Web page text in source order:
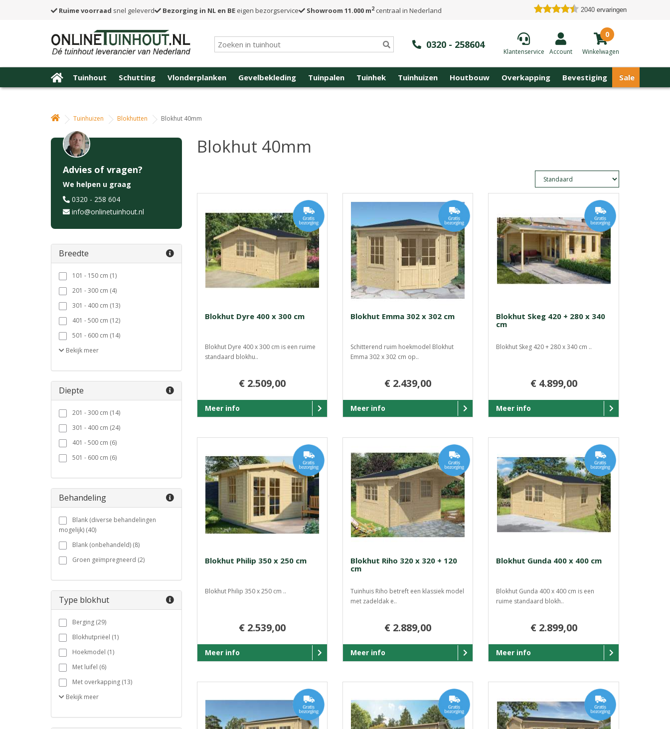
Ruime voorraad snel geleverd Bezorging in NL en BE eigen bezorgservice Showroom 11.000 m2centraal in Nederland 2040 ervaringen
0320 - 258604
Klantenservice Account
0
Winkelwagen
Tuinhout Schutting Vlonderplanken Gevelbekleding Tuinpalen Tuinhek Tuinhuizen Houtbouw Overkapping Bevestiging Sale
Tuinhuizen Blokhutten Blokhut 40mm
Advies of vragen?
We helpen u graag
0320 - 258 604
info@onlinetuinhout.nl
Breedte
101 - 150 cm (1)
201 - 300 cm (4)
301 - 400 cm (13)
401 - 500 cm (12)
501 - 600 cm (14)
Bekijk meer
Diepte
201 - 300 cm (14)
301 - 400 cm (24)
401 - 500 cm (6)
501 - 600 cm (6)
Behandeling
Blank (diverse behandelingen
mogelijk) (40)
Blank (onbehandeld) (8)
Groen geïmpregneerd (2)
Type blokhut
Berging (29)
Blokhutpriëel (1)
Hoekmodel (1)
Met luifel (6)
Met overkapping (13)
Bekijk meer
Blokhut 40mm
Blokhut Dyre 400 x 300 cm
Blokhut Dyre 400 x 300 cm is een ruime
standaard blokhu..
€ 2.509,00
Meer info
Blokhut Emma 302 x 302 cm
Schitterend ruim hoekmodel Blokhut
Emma 302 x 302 cm op..
€ 2.439,00
Meer info
Blokhut Skeg 420 + 280 x 340
cm
Blokhut Skeg 420 + 280 x 340 cm ..
€ 4.899,00
Meer info
Blokhut Philip 350 x 250 cm
Blokhut Philip 350 x 250 cm ..
€ 2.539,00
Meer info
Blokhut Riho 320 x 320 + 120
cm
Tuinhuis Riho betreft een klassiek model
met zadeldak e..
€ 2.889,00
Meer info
Blokhut Gunda 400 x 400 cm
Blokhut Gunda 400 x 400 cm is een
ruime standaard blokh..
€ 2.899,00
Meer info